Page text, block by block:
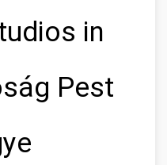
in
Pest